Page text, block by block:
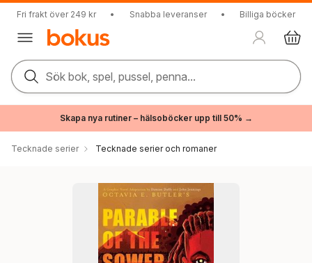
Fri frakt över 249 kr • Snabba leveranser • Billiga böcker
Sök bok, spel, pussel, penna...
Skapa nya rutiner – hälsoböcker upp till 50% →
Tecknade serier Tecknade serier och romaner